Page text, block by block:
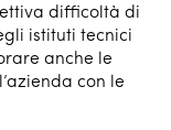
difficoltà di
istituti tecnici
anche le
con le